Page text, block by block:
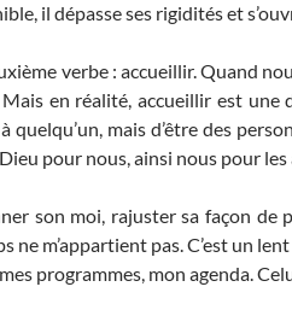
il dépasse ses rigidités et
verbe : accueillir. Quand
en réalité, accueillir est une
quelqu’un, mais d’être des
pour nous, ainsi nous pour les
son moi, rajuster sa façon de
ne m’appartient pas. C’est un
programmes, mon agenda.